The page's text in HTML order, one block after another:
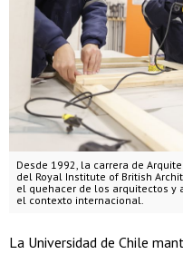
Desde 1992, la carrera de
del Royal Institute of British
el quehacer de los arquitectos y
el contexto internacional.
La Universidad de Chile